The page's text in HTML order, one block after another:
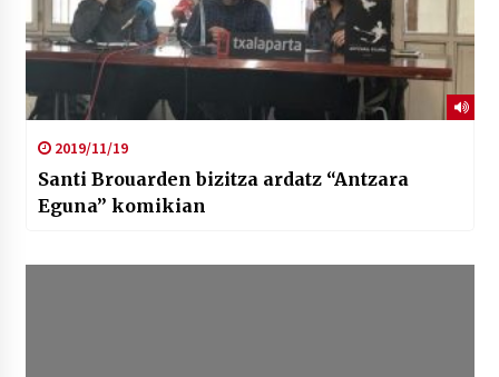
2019/11/19
Santi Brouarden bizitza ardatz “Antzara
Eguna” komikian